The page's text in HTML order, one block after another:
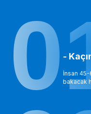
-
İnsan 45-
bakacak